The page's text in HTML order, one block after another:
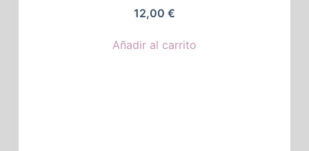
12,00 €
Añadir al carrito